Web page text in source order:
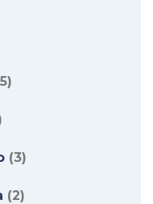
(3)
(2)